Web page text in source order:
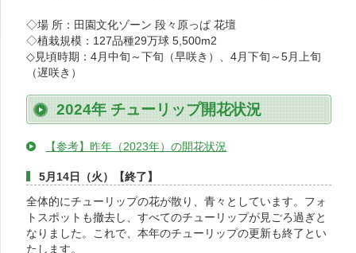
◇場 所：田園文化ゾーン 段々原っぱ 花壇
◇植栽規模：127品種29万球 5,500m2
◇見頃時期：4月中旬～下旬（早咲き）、4月下旬～5月上旬
（遅咲き）
2024年 チューリップ開花状況
【参考】昨年（2023年）の開花状況
5月14日（火）【終了】
全体的にチューリップの花が散り、青々としています。フォ
トスポットも撤去し、すべてのチューリップが見ごろ過ぎと
なりました。これで、本年のチューリップの更新も終了とい
たします。